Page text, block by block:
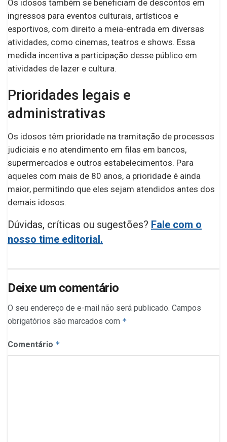
Os idosos também se beneficiam de descontos em
ingressos para eventos culturais, artísticos e
esportivos, com direito a meia-entrada em diversas
atividades, como cinemas, teatros e shows. Essa
medida incentiva a participação desse público em
atividades de lazer e cultura.
Prioridades legais e
administrativas
Os idosos têm prioridade na tramitação de processos
judiciais e no atendimento em filas em bancos,
supermercados e outros estabelecimentos. Para
aqueles com mais de 80 anos, a prioridade é ainda
maior, permitindo que eles sejam atendidos antes dos
demais idosos.
Dúvidas, críticas ou sugestões? Fale com o
nosso time editorial.
Deixe um comentário
O seu endereço de e-mail não será publicado. Campos
obrigatórios são marcados com *
Comentário *